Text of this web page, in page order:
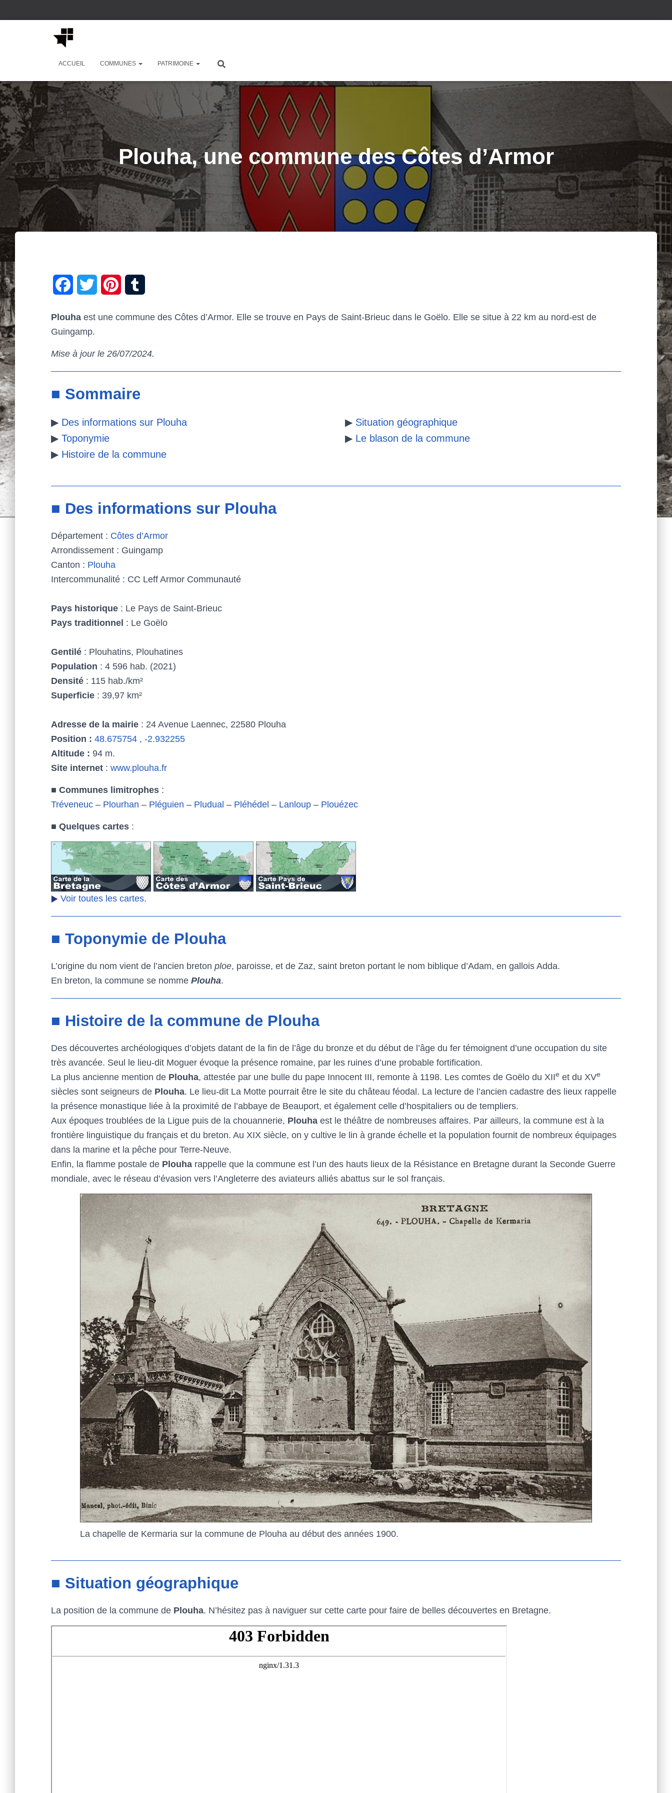
ACCUEIL COMMUNES PATRIMOINE
Plouha, une commune des Côtes d’Armor
k s
Plouha est une commune des Côtes d’Armor. Elle se trouve en Pays de Saint-Brieuc dans le Goëlo. Elle se situe à 22 km au nord-est de
Guingamp.
Mise à jour le 26/07/2024.
■ Sommaire
▶ Des informations sur Plouha
▶ Toponymie
▶ Histoire de la commune
▶ Situation géographique
▶ Le blason de la commune
■ Des informations sur Plouha
Département : Côtes d’Armor
Arrondissement : Guingamp
Canton : Plouha
Intercommunalité : CC Leff Armor Communauté
Pays historique : Le Pays de Saint-Brieuc
Pays traditionnel : Le Goëlo
Gentilé : Plouhatins, Plouhatines
Population : 4 596 hab. (2021)
Densité : 115 hab./km²
Superficie : 39,97 km²
Adresse de la mairie : 24 Avenue Laennec, 22580 Plouha
Position : 48.675754 , -2.932255
Altitude : 94 m.
Site internet : www.plouha.fr
■ Communes limitrophes :
Tréveneuc – Plourhan – Pléguien – Pludual – Pléhédel – Lanloup – Plouézec
■ Quelques cartes :
Voir toutes les cartes.
■ Toponymie de Plouha
L’origine du nom vient de l’ancien breton ploe, paroisse, et de Zaz, saint breton portant le nom biblique d’Adam, en gallois Adda.
En breton, la commune se nomme Plouha.
■ Histoire de la commune de Plouha
Des découvertes archéologiques d’objets datant de la fin de l’âge du bronze et du début de l’âge du fer témoignent d’une occupation du site
très avancée. Seul le lieu-dit Moguer évoque la présence romaine, par les ruines d’une probable fortification.
La plus ancienne mention de Plouha, attestée par une bulle du pape Innocent III, remonte à 1198. Les comtes de Goëlo du XIIe et du XVe
siècles sont seigneurs de Plouha. Le lieu-dit La Motte pourrait être le site du château féodal. La lecture de l’ancien cadastre des lieux rappelle
la présence monastique liée à la proximité de l’abbaye de Beauport, et également celle d’hospitaliers ou de templiers.
Aux époques troublées de la Ligue puis de la chouannerie, Plouha est le théâtre de nombreuses affaires. Par ailleurs, la commune est à la
frontière linguistique du français et du breton. Au XIX siècle, on y cultive le lin à grande échelle et la population fournit de nombreux équipages
dans la marine et la pêche pour Terre-Neuve.
Enfin, la flamme postale de Plouha rappelle que la commune est l’un des hauts lieux de la Résistance en Bretagne durant la Seconde Guerre
mondiale, avec le réseau d’évasion vers l’Angleterre des aviateurs alliés abattus sur le sol français.
La chapelle de Kermaria sur la commune de Plouha au début des années 1900.
■ Situation géographique
La position de la commune de Plouha. N’hésitez pas à naviguer sur cette carte pour faire de belles découvertes en Bretagne.